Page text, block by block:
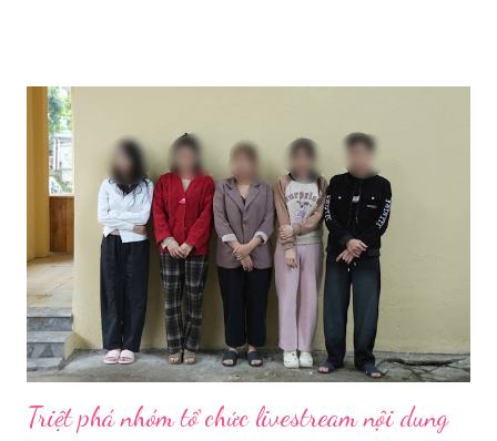
Thanh 1.1.1. Thân máy ảnh (Body máy
ảnh): Chọn máy ảnh có chất lượng ...
Triệt phá nhóm tổ chức livestream nội dung